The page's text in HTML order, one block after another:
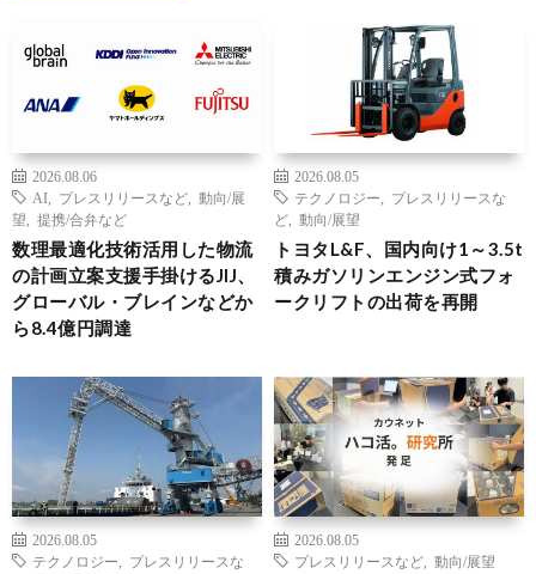
2026.08.06
AI
プレスリリースなど
動向/展
望
提携/合弁など
数理最適化技術活用した物流
の計画立案支援手掛けるJIJ、
グローバル・ブレインなどか
ら8.4億円調達
2026.08.05
テクノロジー
プレスリリースな
ど
動向/展望
トヨタL&F、国内向け1～3.5t
積みガソリンエンジン式フォ
ークリフトの出荷を再開
2026.08.05
テクノロジー
プレスリリースな
2026.08.05
プレスリリースなど
動向/展望